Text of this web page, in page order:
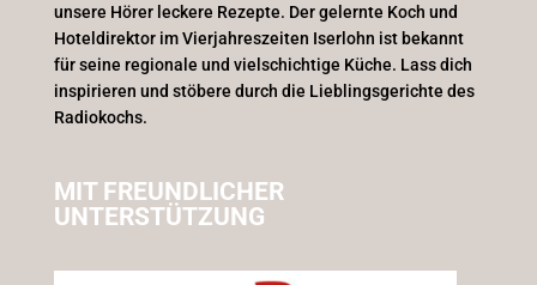
unsere Hörer leckere Rezepte. Der gelernte Koch und
Hoteldirektor im Vierjahreszeiten Iserlohn ist bekannt
für seine regionale und vielschichtige Küche. Lass dich
inspirieren und stöbere durch die Lieblingsgerichte des
Radiokochs.
MIT FREUNDLICHER
UNTERSTÜTZUNG